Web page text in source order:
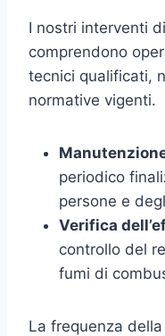
I nostri interventi
comprendono
tecnici qualificati,
normative vigenti.
periodico
persone e
Verifica
controllo del
fumi di
La frequenza